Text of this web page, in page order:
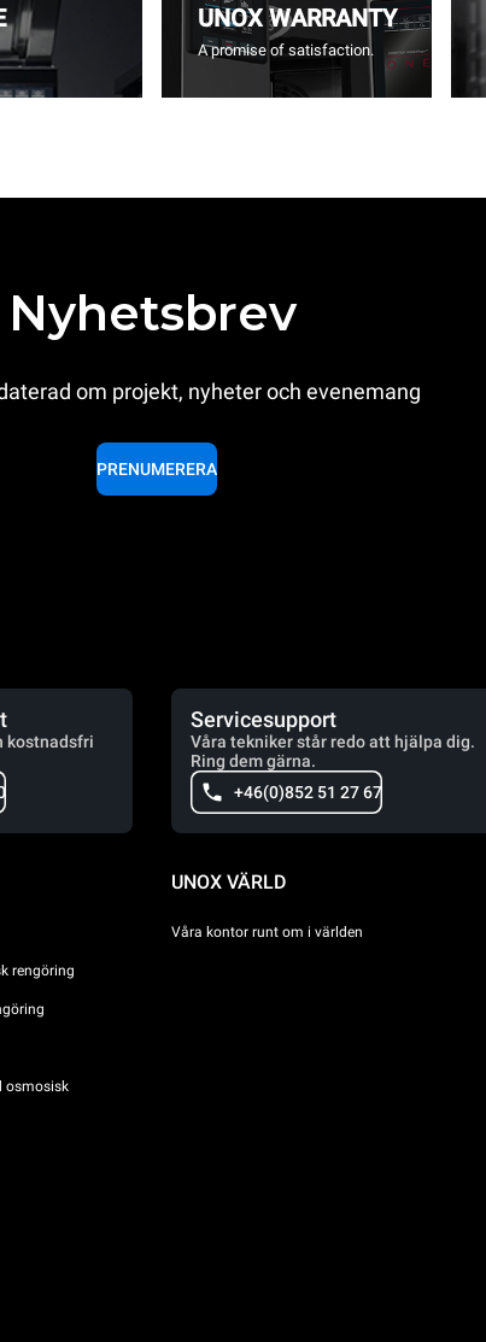
UNOX WARRANTY
A promise of satisfaction.
Nyhetsbrev
om projekt, nyheter och evenemang
PRENUMERERA
kostnadsfri
Servicesupport
Våra tekniker står redo att hjälpa dig.
Ring dem gärna.
+46(0)852 51 27 67
rengöring
osmosisk
UNOX VÄRLD
Våra kontor runt om i världen